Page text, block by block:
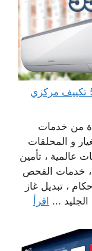
فني تكييف وتبريد الرميثية 55560390 تكييف مركزي
من خدمات
و المحلقات
عالمية ، تأمين
، خدمات الفحص
، تبديل غاز
... اقرأ